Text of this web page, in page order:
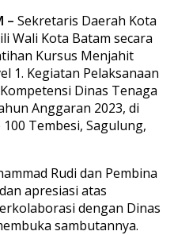
– Sekretaris Daerah Kota
Wali Kota Batam secara
Kursus Menjahit
1. Kegiatan Pelaksanaan
Dinas Tenaga
Anggaran 2023, di
Tembesi, Sagulung,
Rudi dan Pembina
apresiasi atas
dengan Dinas
sambutannya.